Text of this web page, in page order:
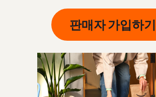
판매자 가입하기